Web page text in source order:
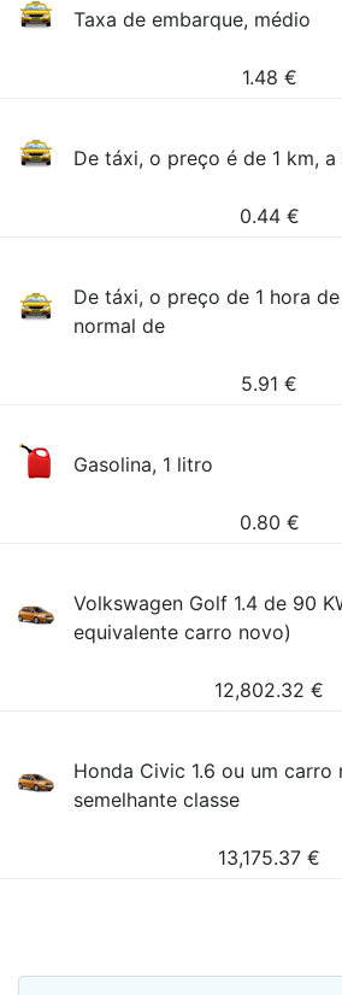
Taxa de embarque, médio
1.48 €
De táxi, o preço é de 1 km,
0.44 €
De táxi, o preço de 1 hora
normal de
5.91 €
Gasolina, 1 litro
0.80 €
Volkswagen Golf 1.4 de 90
equivalente carro novo)
12,802.32 €
Honda Civic 1.6 ou um carro
semelhante classe
13,175.37 €